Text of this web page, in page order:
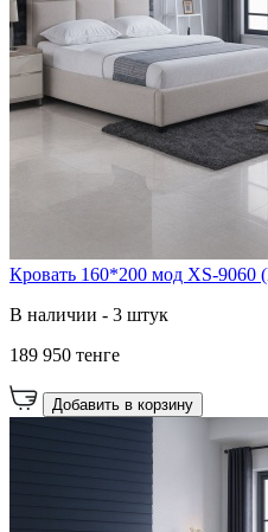
Кровать 160*200 мод XS-9060
В наличии - 3 штук
189 950 тенге
Добавить в корзину